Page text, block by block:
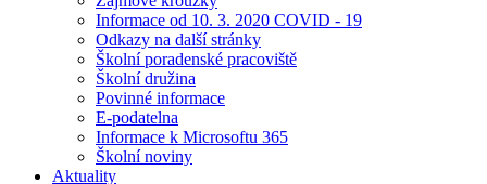
Informace od 10. 3. 2020 COVID - 19
Odkazy na další stránky
Školní poradenské pracoviště
Školní družina
Povinné informace
E-podatelna
Informace k Microsoftu 365
Školní noviny
Aktuality